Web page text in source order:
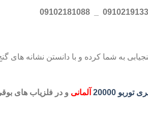
به شما کرده و با دانستن نشانه های گنج
توربو 20000 آلمانی و در فلزیاب های